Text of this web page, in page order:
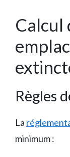
Calcul
Règles
La
minimum :